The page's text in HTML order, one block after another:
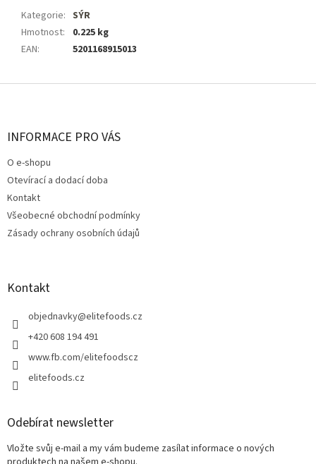
Kategorie: SÝR
Hmotnost:
0.225 kg
EAN: 5201168915013
Z
INFORMACE PRO VÁS
O e-shopu
Otevírací a dodací doba
Kontakt
Všeobecné obchodní podmínky
Zásady ochrany osobních údajů
Kontakt
objednavky@elitefoods.cz
+420 608 194 491
www.fb.com/elitefoodscz
elitefoods.cz
Odebírat newsletter
Vložte svůj e-mail a my vám budeme zasílat informace o nových